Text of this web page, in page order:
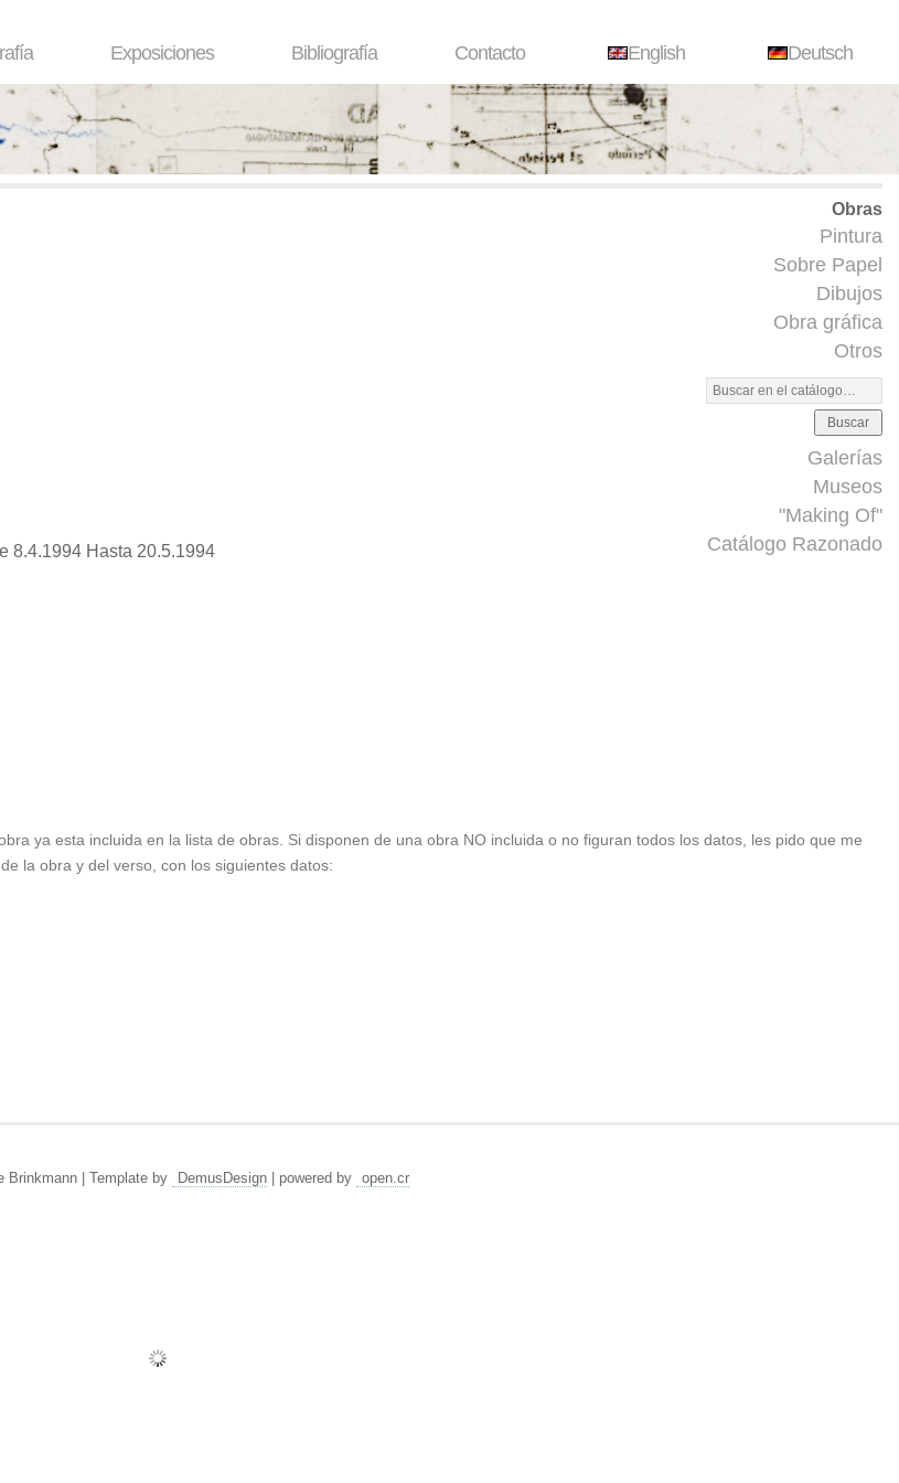
Exposiciones Bibliografía Contacto English Deutsch
Obras
Pintura
Sobre Papel
Dibujos
Obra gráfica
Otros
Buscar
Galerías
Museos
"Making Of"
Catálogo Razonado
8.4.1994 Hasta 20.5.1994
ya esta incluida en la lista de obras. Si disponen de una obra NO incluida o no figuran todos los datos, les pido que me
la obra y del verso, con los siguientes datos:
Brinkmann | Template by DemusDesign| powered by open.cr